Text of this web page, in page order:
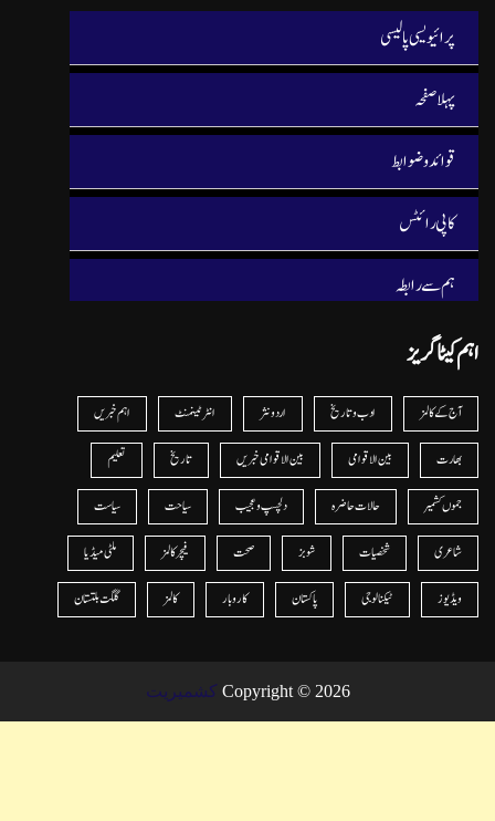
پرائیویسی پالیسی
پہلا صفحہ
قوائد و ضوابط
کاپی رائٹس
ہم سے رابطہ
اہم کیٹا گریز
آج کے کالمز ادب و تاریخ اردو نثر انٹرٹینمنٹ اہم خبریں
بھارت بین الاقوامی بین الاقوامی خبریں تاریخ تعلیم
جموں کشمیر حالات حاضرہ دلچسپ و عجیب سیاحت سیاست
شاعری شخصیات شوبز صحت فیچر کالمز ملٹی میڈیا
ویڈیوز ٹیکنالوجی پاکستان کاروبار کالمز گلگت بلتستان
Copyright © 2026 کشمیریت